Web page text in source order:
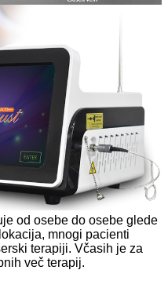
od osebe do osebe glede
mnogi pacienti
terapiji. Včasih je za
več terapij.